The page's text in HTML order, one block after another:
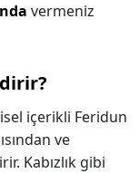
vermeniz
içerikli Feridun
ve
Kabızlık gibi